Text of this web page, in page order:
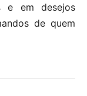
e em desejos
de quem